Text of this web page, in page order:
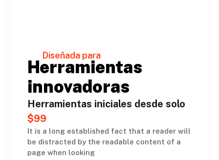
Diseñada para
Herramientas
innovadoras
Herramientas iniciales desde solo
$99
It is a long established fact that a reader will
be distracted by the readable content of a
page when looking